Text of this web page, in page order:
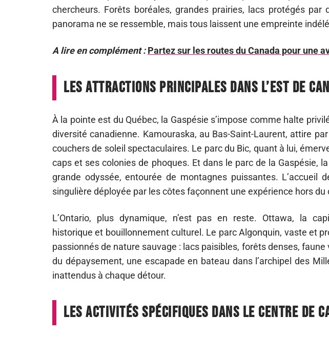
chercheurs. Forêts boréales, grandes prairies, lacs protégés par
panorama ne se ressemble, mais tous laissent une empreinte
A lire en complément : Partez sur les routes du Canada pour une
Les attractions principales dans l’est de
À la pointe est du Québec, la Gaspésie s’impose comme halte
diversité canadienne. Kamouraska, au Bas-Saint-Laurent, attire
couchers de soleil spectaculaires. Le parc du Bic, quant à lui,
caps et ses colonies de phoques. Et dans le parc de la Gaspésie,
grande odyssée, entourée de montagnes puissantes. L’accueil
singulière déployée par les côtes façonnent une expérience hors du
L’Ontario, plus dynamique, n’est pas en reste. Ottawa, la
historique et bouillonnement culturel. Le parc Algonquin, vaste et
passionnés de nature sauvage : lacs paisibles, forêts denses,
du dépaysement, une escapade en bateau dans l’archipel des
inattendus à chaque détour.
Les activités spécifiques dans le centre de